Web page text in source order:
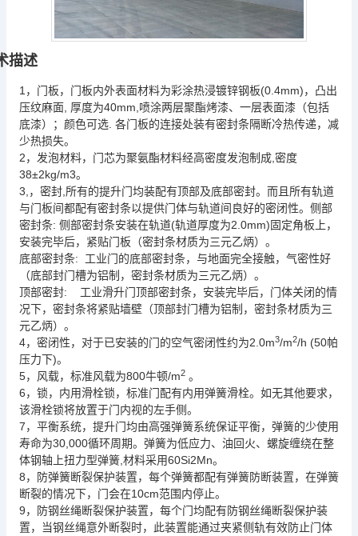
描述
1 ，门板， 门板内外表面材料为彩涂热浸镀锌钢板(0.4mm)，凸出
压纹麻面, 厚度为40mm,喷涂两层聚酯烤漆、一层表面漆（包括
底漆）；颜色可选. 各门板的连接处装有密封条隔断冷热传递，减
少热损失。
2 ， 发泡材料，门芯为聚氨酯材料经高密度发泡制成,密度
38±2kg/m3。
3, ， 密封 所有的提升门均装配有顶部及底部密封。而且所有轨道
与门板间都配有密封条以提供门体与轨道间良好的密闭性。 侧部
密封条: 侧部密封条安装在轨道(轨道厚度为2.0mm) 固定角板上，
安装完毕后，紧贴门板（密封条材质为三元乙炳）。
底部密封条: 工业门的底部密封条，与地面完全接触，气密性好
（底部封门槽为铝制，密封条材质为三元乙炳）。
顶部密封: 工业滑升门顶部密封条，安装完毕后，门体关闭的情
况下，密封条将紧贴墙壁（顶部封门槽为铝制，密封条材质为三
元乙炳）。
4， 密闭性 ， 对于已安装的门的空气密闭性约为2.0m3/m2/h (50帕
压力下)。
5， 风载， 标准风载为800牛顿/m2 。
6 ， 锁 ， 内用滑栓锁 ， 标准门配有内用弹簧滑栓。如无其他要求，
该滑栓锁将放置于门内视的左手侧。
7 ， 平衡系统， 提升门均由高强弹簧系统保证平衡，弹簧的少使用
寿命为30,000循环周期。 弹簧为低应力、油回火、螺旋缠绕在整
体钢轴上扭力型弹簧 材料采用60Si2Mn。
8 ， 防弹簧断裂保护装置 ， 每个弹簧都配有弹簧防断装置，在弹簧
断裂的情况下，门会在10cm范围内停止。
9 ， 防钢丝绳断裂保护装置 ， 每个门均配有防钢丝绳断裂保护装
置，
当钢丝绳意外断裂时，此装置能通过夹紧侧轨有效防止门体